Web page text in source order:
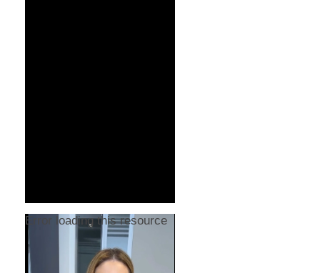
Error loading this resource